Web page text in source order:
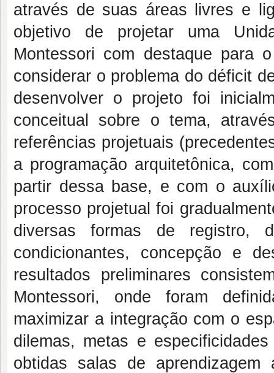
através de suas áreas livres e
objetivo de projetar uma
Montessori com destaque para
considerar o problema do déficit
desenvolver o projeto foi
conceitual sobre o tema,
referências projetuais
a programação arquitetônica,
partir dessa base, e com o
processo projetual foi
diversas formas de registro,
condicionantes, concepção e
resultados preliminares
Montessori, onde foram
maximizar a integração com o
dilemas, metas e
obtidas salas de